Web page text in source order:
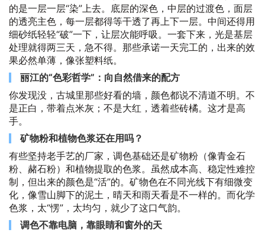
的是一层一层“染”上去。底层的深色，中层的过渡色，面层
的透亮主色，每一层都得等干透了再上下一层。中间还得用
细砂纸轻轻“破”一下，让层次能呼吸。一套下来，光是基层
处理就得两三天，急不得。那些承诺一天完工的，出来的效
果必然单薄，像张塑料纸。
丽江的“色彩哲学”：向自然借来的配方
你发现没，古城里那些好看的墙，颜色都说不清道不明。不
是正白，带着点米灰；不是大红，透着些砖橘。这才是高
手。
矿物粉和植物色浆还在用吗？
有些坚持老手艺的厂家，调色基础还是矿物粉（像青金石
粉、赭石粉）和植物提取的色浆。虽然成本高、稳定性难控
制，但出来的颜色是“活”的。矿物色在不同光线下有细微变
化，像雪山脚下的泥土，晴天和雨天看是不一样的。而化学
色浆，太“愣”，太均匀，就少了这口气韵。
调色不靠电脑，靠眼睛和窗外的天